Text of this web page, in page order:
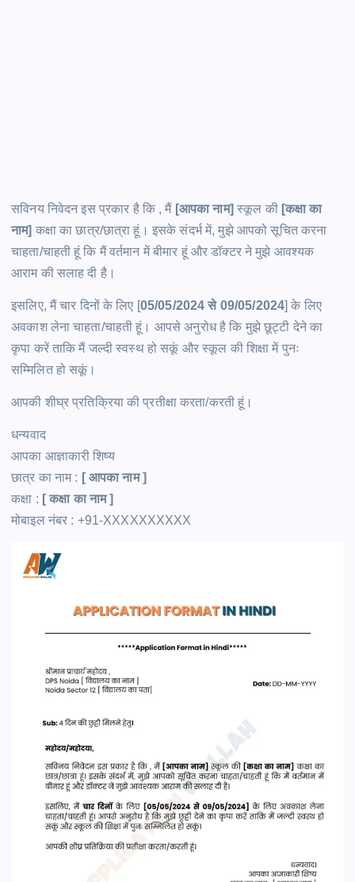
सविनय निवेदन इस प्रकार है कि , मैं [आपका नाम] स्कूल की [कक्षा का
नाम] कक्षा का छात्र/छात्रा हूं। इसके संदर्भ में, मुझे आपको सूचित करना
चाहता/चाहती हूं कि मैं वर्तमान में बीमार हूं और डॉक्टर ने मुझे आवश्यक
आराम की सलाह दी है।
इसलिए, मैं चार दिनों के लिए [05/05/2024 से 09/05/2024] के लिए
अवकाश लेना चाहता/चाहती हूं। आपसे अनुरोध है कि मुझे छूट्टी देने का
कृपा करें ताकि मैं जल्दी स्वस्थ हो सकूं और स्कूल की शिक्षा में पुनः
सम्मिलित हो सकूं।
आपकी शीघ्र प्रतिक्रिया की प्रतीक्षा करता/करती हूं।
धन्यवाद
आपका आज्ञाकारी शिष्य
छात्र का नाम : [ आपका नाम ]
कक्षा : [ कक्षा का नाम ]
मोबाइल नंबर : +91-XXXXXXXXXX